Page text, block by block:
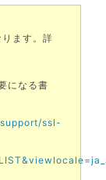
ます。詳
になる書
ssl-